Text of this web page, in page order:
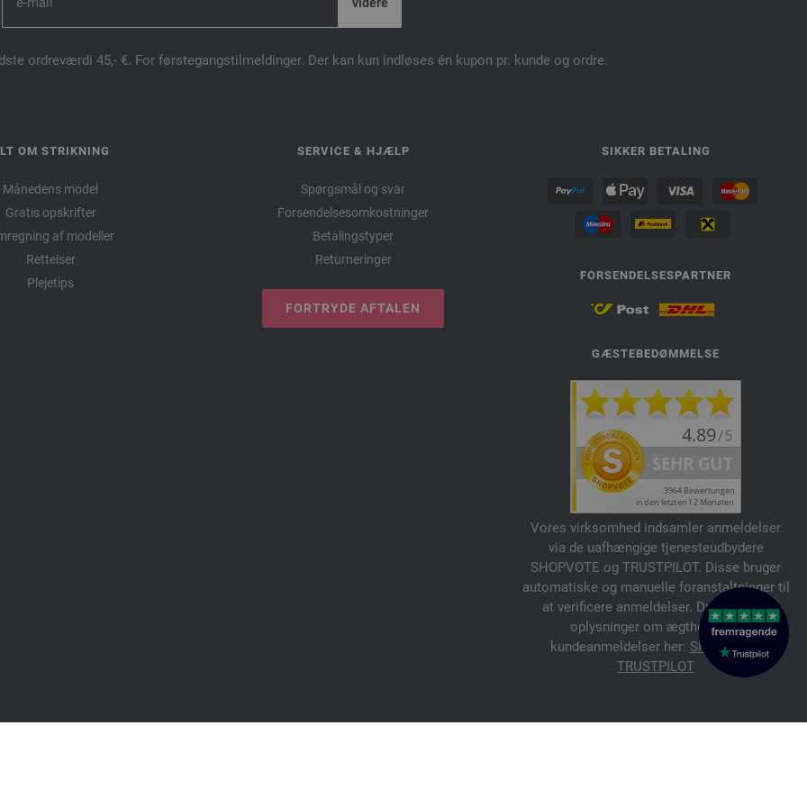
ordreværdi 45,- €. For førstegangstilmeldinger. Der kan kun indløses én kupon pr. kunde og ordre.
OM STRIKNING
Månedens model
Gratis opskrifter
af modeller
Rettelser
Plejetips
SERVICE & HJÆLP
Spørgsmål og svar
Forsendelsesomkostninger
Betalingstyper
Returneringer
FORTRYDE AFTALEN
SIKKER BETALING
FORSENDELSESPARTNER
GÆSTEBEDØMMELSE
Vores virksomhed indsamler anmeldelser
via de uafhængige tjenesteudbydere
SHOPVOTE og TRUSTPILOT. Disse bruger
automatiske og manuelle foranstaltninger til
at verificere anmeldelser. Du kan finde
oplysninger om ægtheden af
kundeanmeldelser her: SHOPVOTE
TRUSTPILOT